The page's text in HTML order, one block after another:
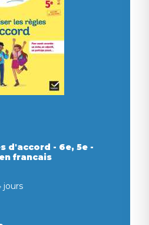
d'accord - 6e, 5e -
francais
jours